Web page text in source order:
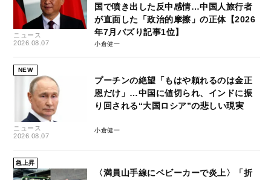
ニュース
2026.08.07
国で噴き出した反中感情…中国人旅行者
が直面した「政治的摩擦」の正体【2026
年7月バズり記事1位】
小倉健一
NEW
ニュース
2026.08.07
プーチンの絶望「もはや頼れるのは金正
恩だけ」…中国に値切られ、インドに振
り回される“大国ロシア”の悲しい現実
小倉健一
急上昇
〈満員山手線にベビーカーで炎上〉「折